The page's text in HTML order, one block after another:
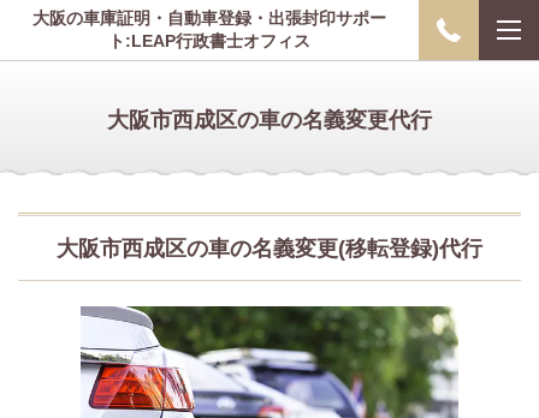
大阪の車庫証明・自動車登録・出張封印サポー
ト:LEAP行政書士オフィス
大阪市西成区の車の名義変更代行
大阪市西成区の車の名義変更(移転登録)代行